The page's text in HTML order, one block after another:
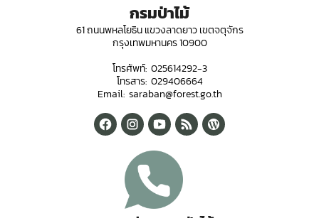
กรมป่าไม้
61 ถนนพหลโยธิน แขวงลาดยาว เขตจตุจักร
กรุงเทพมหานคร 10900
โทรศัพท์: 025614292-3
โทรสาร: 029406664
Email: saraban@forest.go.th